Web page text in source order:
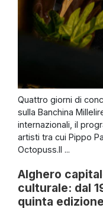
Quattro giorni di
sulla Banchina
internazionali, il
artisti tra cui Pippo
Octopuss.Il ...
Alghero
culturale: dal
quinta